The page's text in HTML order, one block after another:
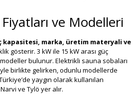
ve Modelleri
kapasitesi, marka, üretim materyali ve
gösterir. 3 kW ile 15 kW arası güç
bulunur. Elektrikli sauna sobaları
birlikte gelirken, odunlu modellerde
yaygın olarak kullanılan
ve Tylö yer alır.